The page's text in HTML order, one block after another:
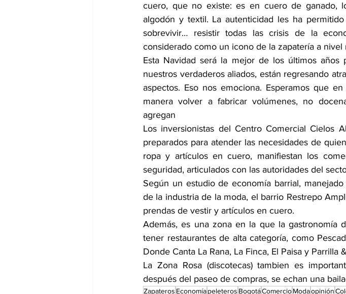
cuero, que no existe: es en cuero de ganado,
algodón y textil. La autenticidad les ha
sobrevivir… resistir todas las crisis de la
considerado como un icono de la zapatería a nivel
Esta Navidad será la mejor de los últimos años
nuestros verdaderos aliados, están regresando
aspectos. Eso nos emociona. Esperamos que
manera volver a fabricar volúmenes, no
agregan
Los inversionistas del Centro Comercial Cielos
preparados para atender las necesidades de
ropa y artículos en cuero, manifiestan los
seguridad, articulados con las autoridades del
Según un estudio de economía barrial,
de la industria de la moda, el barrio Restrepo
prendas de vestir y artículos en cuero.
Además, es una zona en la que la gastronomía
tener restaurantes de alta categoría, como
Donde Canta La Rana, La Finca, El Paisa y Parrilla
La Zona Rosa (discotecas) tambien es
después del paseo de compras, se echan una
Zapateros Economíapeleteros BogotáComercioModaopinión